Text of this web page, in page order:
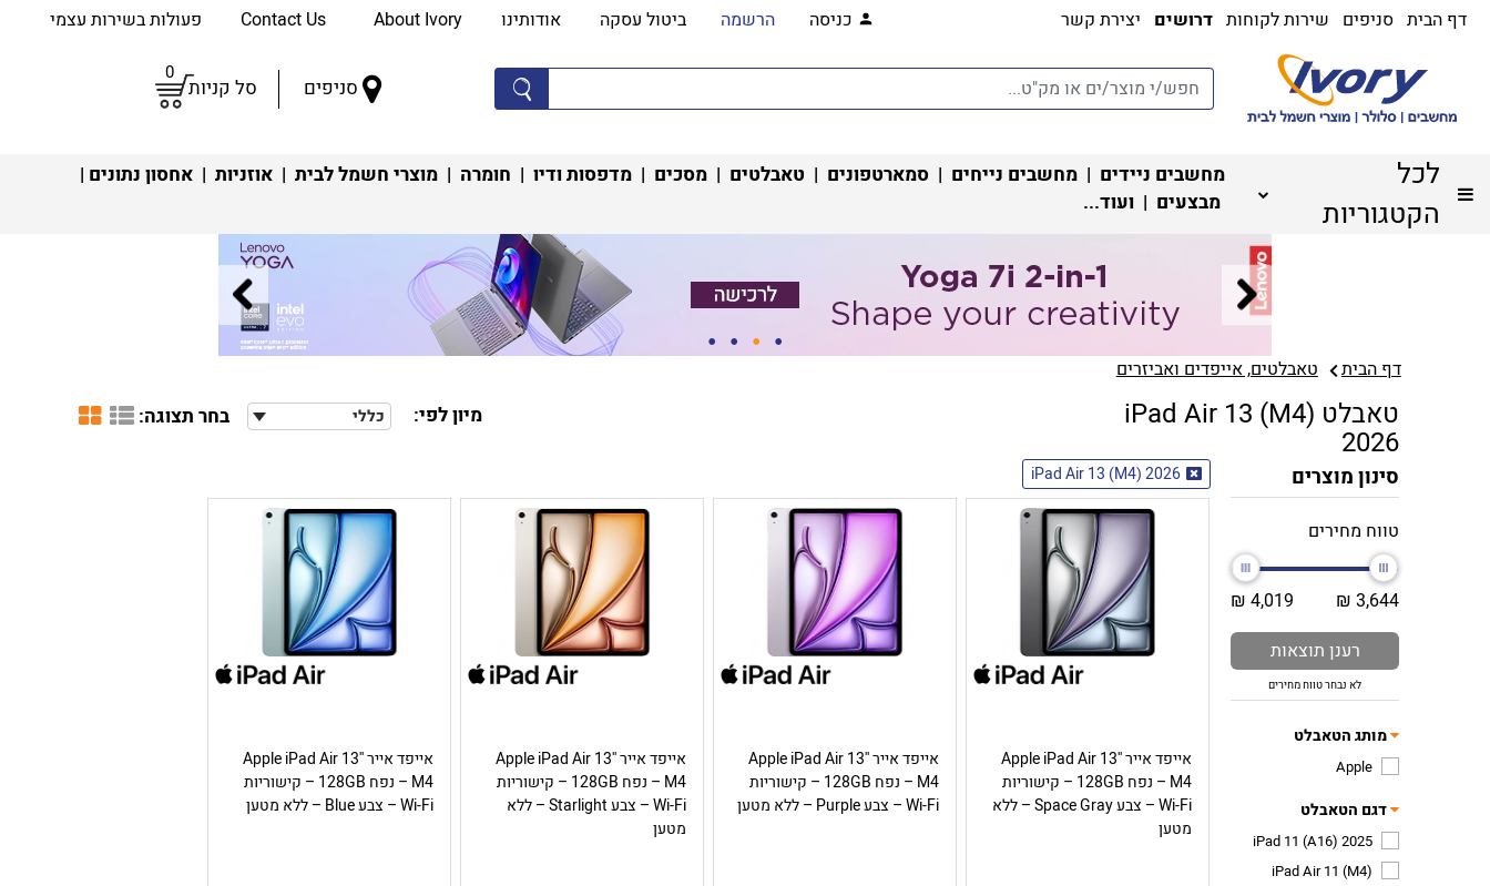
דף הבית סניפים שירות לקוחות דרושים יצירת קשר כניסה הרשמה ביטול עסקה אודותינו About Ivory פעולות בשירות עצמי
סניפים סל קניות
0
לכל
הקטגוריות
מחשבים ניידים | מחשבים נייחים | סמארטפונים | טאבלטים | מסכים | מדפסות ודיו | חומרה | מוצרי חשמל לבית | אוזניות | אחסון נתונים |
מבצעים | ועוד...
דף הבית טאבלטים, אייפדים ואביזרים
טאבלט iPad Air 13 (M4)
2026
מיון לפי: כללי בחר תצוגה:
סינון מוצרים
טווח מחירים
3,644 ₪
4,019 ₪
רענן תוצאות
לא נבחר טווח מחירים
מותג הטאבלט
Apple
דגם הטאבלט
iPad 11 (A16) 2025
iPad Air 11 (M4)
iPad Air 13 (M4) 2026
אייפד אייר Apple iPad Air 13''
M4 – נפח 128GB – קישוריות
Wi-Fi – צבע Space Gray – ללא
מטען
אייפד אייר Apple iPad Air 13''
M4 – נפח 128GB – קישוריות
Wi-Fi – צבע Purple – ללא מטען
אייפד אייר Apple iPad Air 13''
M4 – נפח 128GB – קישוריות
Wi-Fi – צבע Starlight – ללא
מטען
אייפד אייר Apple iPad Air 13''
M4 – נפח 128GB – קישוריות
Wi-Fi – צבע Blue – ללא מטען